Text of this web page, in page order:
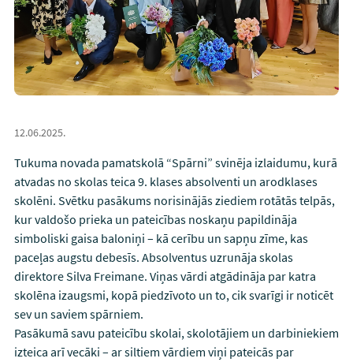
12.06.2025.
Tukuma novada pamatskolā “Spārni” svinēja izlaidumu, kurā
atvadas no skolas teica 9. klases absolventi un arodklases
skolēni. Svētku pasākums norisinājās ziediem rotātās telpās,
kur valdošo prieka un pateicības noskaņu papildināja
simboliski gaisa baloniņi – kā cerību un sapņu zīme, kas
paceļas augstu debesīs. Absolventus uzrunāja skolas
direktore Silva Freimane. Viņas vārdi atgādināja par katra
skolēna izaugsmi, kopā piedzīvoto un to, cik svarīgi ir noticēt
sev un saviem spārniem.
Pasākumā savu pateicību skolai, skolotājiem un darbiniekiem
izteica arī vecāki – ar siltiem vārdiem viņi pateicās par